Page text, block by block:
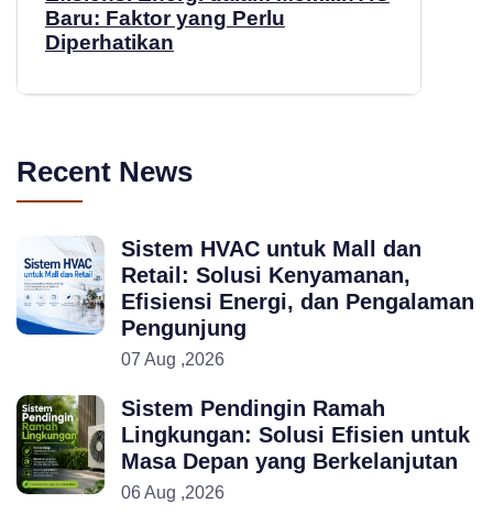
Baru: Faktor yang Perlu
Diperhatikan
Recent News
Sistem HVAC untuk Mall dan
Retail: Solusi Kenyamanan,
Efisiensi Energi, dan Pengalaman
Pengunjung
07 Aug ,2026
Sistem Pendingin Ramah
Lingkungan: Solusi Efisien untuk
Masa Depan yang Berkelanjutan
06 Aug ,2026